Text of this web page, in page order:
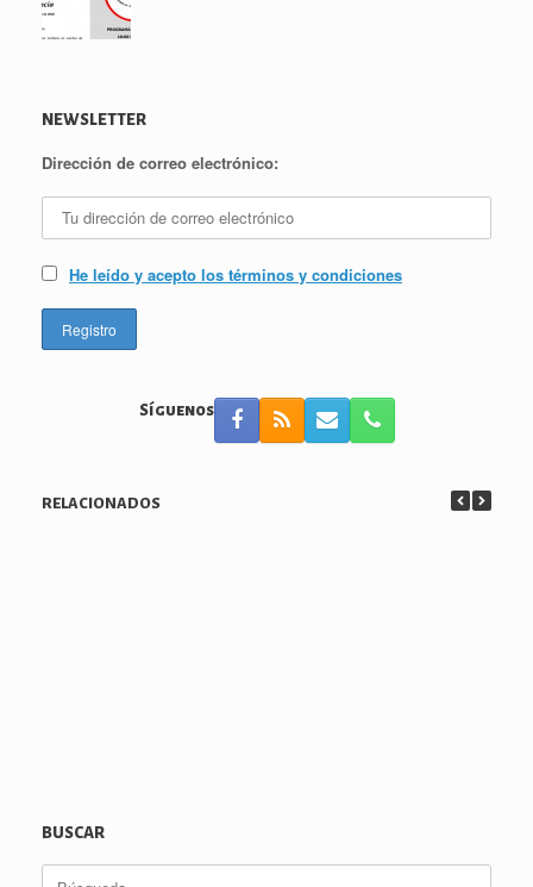
NEWSLETTER
Dirección de correo electrónico:
He leído y acepto los términos y condiciones
Síguenos
RELACIONADOS
BUSCAR